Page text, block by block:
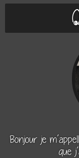
Bonjour je
que